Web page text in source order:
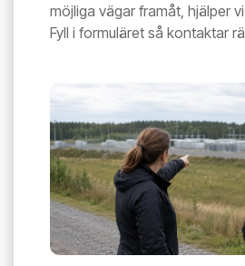
möjliga vägar framåt, hjälper
Fyll i formuläret så kontaktar